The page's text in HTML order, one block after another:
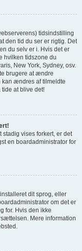
tidsindstilling
den tid du ser er rigtig. Det
du selv er i. Hvis det er
hvilken tidszone du
New York, Sydney, osv.
brugere at ændre
kan ændres af tilmeldte
tide at blive det!
vises forkert, er det
en boardadministrator for
dit sprog, eller
om det er
for. Hvis den ikke
Mere information